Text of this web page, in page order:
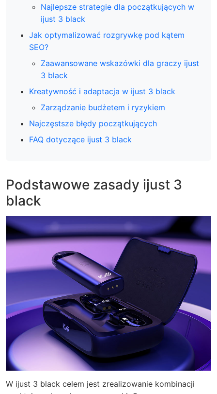
Najlepsze strategie dla początkujących w
ijust 3 black
Jak optymalizować rozgrywkę pod kątem
SEO?
Zaawansowane wskazówki dla graczy ijust
3 black
Kreatywność i adaptacja w ijust 3 black
Zarządzanie budżetem i ryzykiem
Najczęstsze błędy początkujących
FAQ dotyczące ijust 3 black
Podstawowe zasady ijust 3
black
W ijust 3 black celem jest zrealizowanie kombinacji